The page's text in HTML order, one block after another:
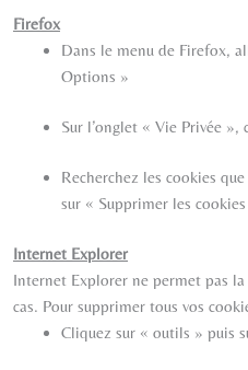
Firefox
Dans le menu de Firefox,
Options »
Sur l’onglet « Vie Privée
Recherchez les cookies
sur « Supprimer les
Internet Explorer
Internet Explorer ne permet pas
cas. Pour supprimer tous vos
Cliquez sur « outils » puis